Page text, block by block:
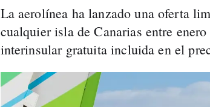
La aerolínea ha lanzado una oferta
cualquier isla de Canarias entre
interinsular gratuita incluida en el